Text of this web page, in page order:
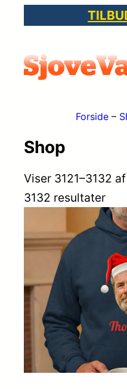
Forside–
Shop
Viser 3121–3132 af
3132 resultater